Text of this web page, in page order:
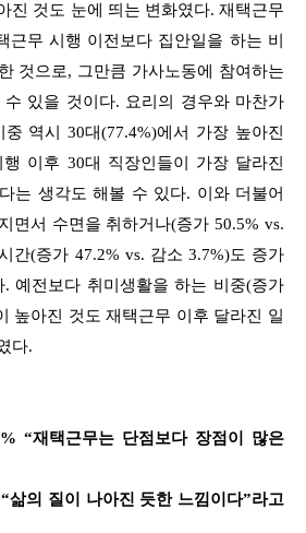
진 것도 눈에 띄는 변화였다. 재택근무
근무 시행 이전보다 집안일을 하는 비
것으로, 그만큼 가사노동에 참여하는
있을 것이다. 요리의 경우와 마찬가
역시 30대(77.4%)에서 가장 높아진
이후 30대 직장인들이 가장 달라진
는 생각도 해볼 수 있다. 이와 더불어
면서 수면을 취하거나(증가 50.5% vs.
간(증가 47.2% vs. 감소 3.7%)도 증가
예전보다 취미생활을 하는 비중(증가
높아진 것도 재택근무 이후 달라진 일
다.
“재택근무는 단점보다 장점이 많은
삶의 질이 나아진 듯한 느낌이다”라고